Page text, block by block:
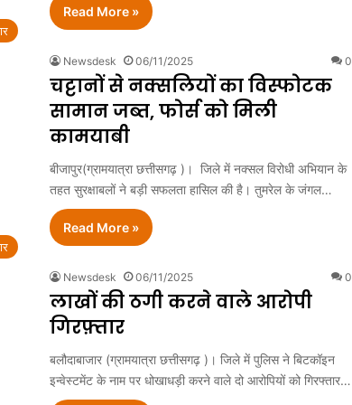
Read More »
Newsdesk 06/11/2025 0
चट्टानों से नक्सलियों का विस्फोटक
सामान जब्त, फोर्स को मिली
कामयाबी
बीजापुर(ग्रामयात्रा छत्तीसगढ़ )। जिले में नक्सल विरोधी अभियान के
तहत सुरक्षाबलों ने बड़ी सफलता हासिल की है। तुमरेल के जंगल…
Read More »
Newsdesk 06/11/2025 0
लाखों की ठगी करने वाले आरोपी
गिरफ़्तार
बलौदाबाजार (ग्रामयात्रा छत्तीसगढ़ )। जिले में पुलिस ने बिटकॉइन
इन्वेस्टमेंट के नाम पर धोखाधड़ी करने वाले दो आरोपियों को गिरफ्तार…